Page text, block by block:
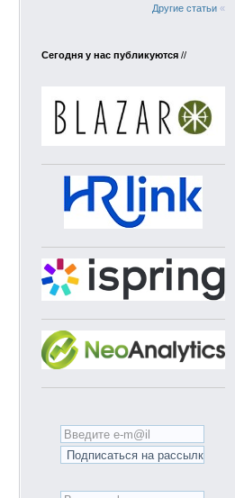
Другие статьи «
Сегодня у нас публикуются //